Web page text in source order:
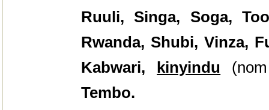
Ruuli, Singa, Soga,
Rwanda, Shubi, Vinza,
Kabwari, kinyindu
Tembo.